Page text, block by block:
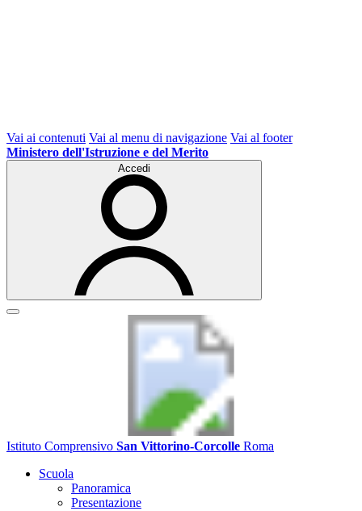
Vai ai contenuti Vai al menu di navigazione Vai al footer
Ministero dell'Istruzione e del Merito
Accedi
Istituto Comprensivo San Vittorino-Corcolle Roma
Scuola
Panoramica
Presentazione